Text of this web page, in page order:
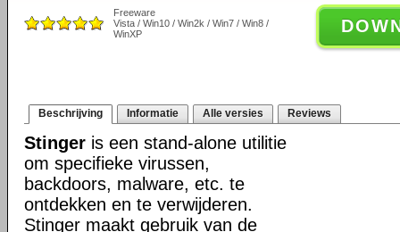
Freeware
Vista / Win10 / Win2k / Win7 / Win8 /
WinXP
Beschrijving Informatie Alle versies Reviews
Stinger is een stand-alone utilitie
om specifieke virussen,
backdoors, malware, etc. te
ontdekken en te verwijderen.
Stinger maakt gebruik van de